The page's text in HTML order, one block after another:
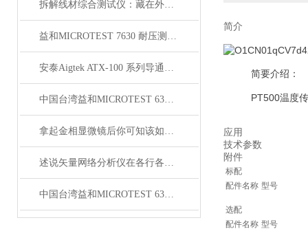
拆解线材综合测试仪：藏在外壳里的精密结构，藏着哪些硬核秘密？
益和MICROTEST 7630 耐压测试仪
安泰Aigtek ATX-100 系列导通线束测试仪
中国台湾益和MICROTEST 6376 LCR测试仪
拿起金相显微镜后你可知该如何使用呢？
述说矢量网络分析仪在各行各业中的主要作用
中国台湾益和MICROTEST 6372 LCR测试仪
简介
简要介绍：
PT500温度
应用
技术参数
附件
标配
配件名称 型号
选配
配件名称 型号